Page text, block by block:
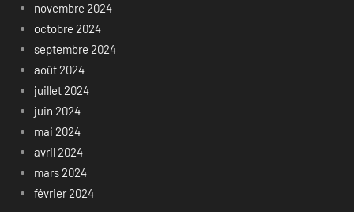
novembre 2024
octobre 2024
septembre 2024
août 2024
juillet 2024
juin 2024
mai 2024
avril 2024
mars 2024
février 2024